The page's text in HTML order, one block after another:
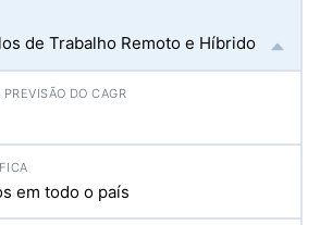
de Trabalho Remoto e Híbrido
em todo o país